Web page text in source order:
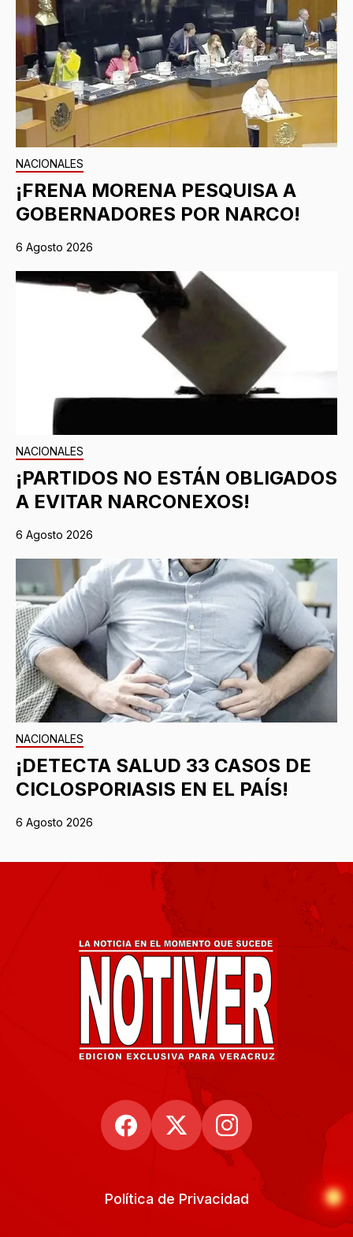
NACIONALES
¡FRENA MORENA PESQUISA A
GOBERNADORES POR NARCO!
6 Agosto 2026
NACIONALES
¡PARTIDOS NO ESTÁN OBLIGADOS
A EVITAR NARCONEXOS!
6 Agosto 2026
NACIONALES
¡DETECTA SALUD 33 CASOS DE
CICLOSPORIASIS EN EL PAÍS!
6 Agosto 2026
Política de Privacidad